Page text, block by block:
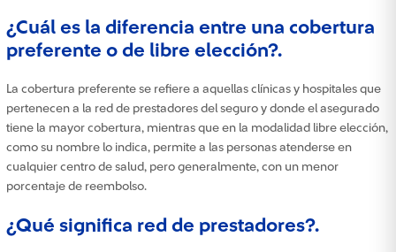
¿Cuál es la diferencia entre una cobertura
preferente o de libre elección?.
La cobertura preferente se refiere a aquellas clínicas y hospitales que
pertenecen a la red de prestadores del seguro y donde el asegurado
tiene la mayor cobertura, mientras que en la modalidad libre elección,
como su nombre lo indica, permite a las personas atenderse en
cualquier centro de salud, pero generalmente, con un menor
porcentaje de reembolso.
¿Qué significa red de prestadores?.